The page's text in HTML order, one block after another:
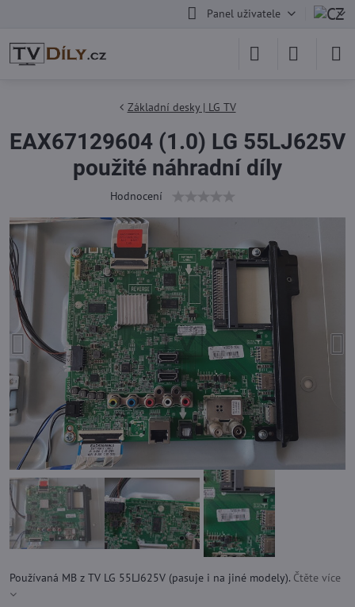
Panel uživatele
Základní desky | LG TV
EAX67129604 (1.0) LG 55LJ625V
použité náhradní díly
Hodnocení
Používaná MB z TV LG 55LJ625V (pasuje i na jiné modely). Čtěte více